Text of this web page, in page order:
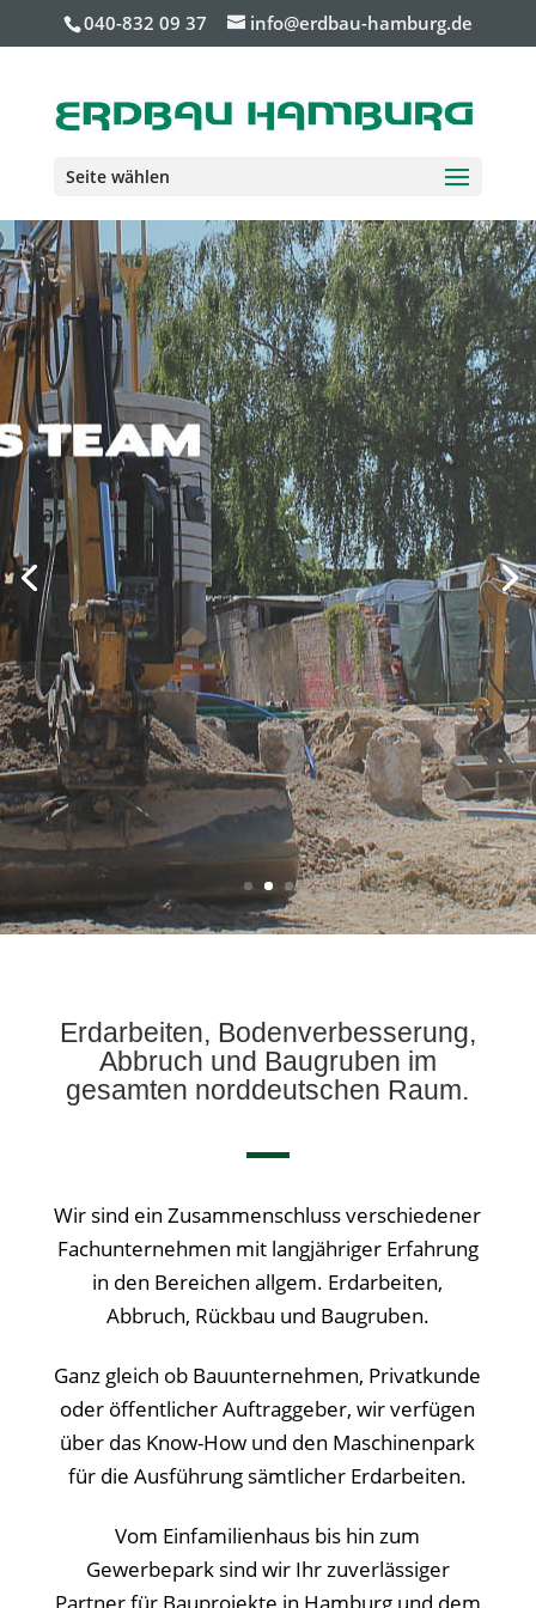
040-832 09 37 info@erdbau-hamburg.de
Seite wählen
Erdarbeiten, Bodenverbesserung,
Abbruch und Baugruben im
gesamten norddeutschen Raum.
Wir sind ein Zusammenschluss verschiedener
Fachunternehmen mit langjähriger Erfahrung
in den Bereichen allgem. Erdarbeiten,
Abbruch, Rückbau und Baugruben.
Ganz gleich ob Bauunternehmen, Privatkunde
oder öffentlicher Auftraggeber, wir verfügen
über das Know-How und den Maschinenpark
für die Ausführung sämtlicher Erdarbeiten.
Vom Einfamilienhaus bis hin zum
Gewerbepark sind wir Ihr zuverlässiger
Partner für Bauprojekte in Hamburg und dem